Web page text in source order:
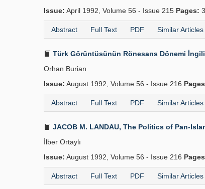
Issue: April 1992, Volume 56 - Issue 215 Pages:
Abstract Full Text PDF Similar Articles
Türk Görüntüsünün Rönesans Dönemi
Orhan Burian
Issue: August 1992, Volume 56 - Issue 216
Abstract Full Text PDF Similar Articles
JACOB M. LANDAU, The Politics of Pan-
İlber Ortaylı
Issue: August 1992, Volume 56 - Issue 216
Abstract Full Text PDF Similar Articles